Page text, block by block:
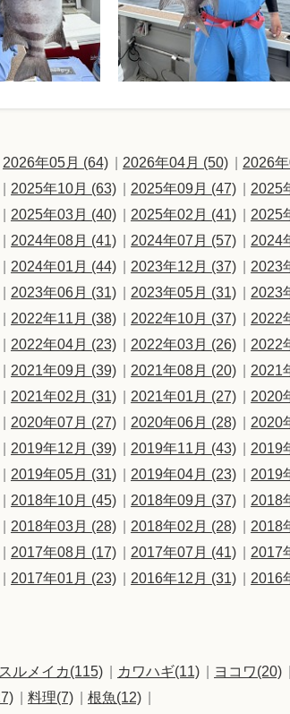
2026年05月 (64) 2026年04月 (50) 2026
2025年10月 (63) 2025年09月 (47) 2025
2025年03月 (40) 2025年02月 (41) 2025
2024年08月 (41) 2024年07月 (57) 2024
2024年01月 (44) 2023年12月 (37) 2023
2023年06月 (31) 2023年05月 (31) 2023
2022年11月 (38) 2022年10月 (37) 2022
2022年04月 (23) 2022年03月 (26) 2022
2021年09月 (39) 2021年08月 (20) 2021
2021年02月 (31) 2021年01月 (27) 2020
2020年07月 (27) 2020年06月 (28) 2020
2019年12月 (39) 2019年11月 (43) 2019
2019年05月 (31) 2019年04月 (23) 2019
2018年10月 (45) 2018年09月 (37) 2018
2018年03月 (28) 2018年02月 (28) 2018
2017年08月 (17) 2017年07月 (41) 2017
2017年01月 (23) 2016年12月 (31) 2016
スルメイカ(115) カワハギ(11) ヨコワ(20)
料理(7) 根魚(12)